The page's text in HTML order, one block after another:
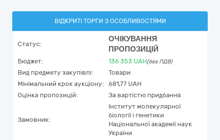
ВІДКРИТІ ТОРГИ З ОСОБЛИВОСТЯМИ
Статус:
ОЧІКУВАННЯ
ПРОПОЗИЦІЙ
Бюджет: 136 353 UAH(без ПДВ)
Вид предмету закупівлі:
Товари
Мінімальний крок аукціону:
681,77 UAH
Оцінка пропозицій:
За вартістю придбання
Замовник:
Інститут молекулярної
біології і генетики
Національної академії наук
України